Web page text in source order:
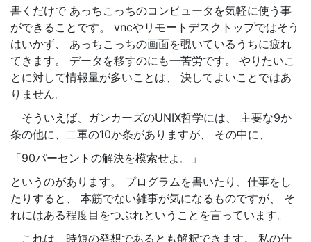
書くだけで あっちこっちのコンピュータを気軽に使う事
ができることです。 vncやリモートデスクトップではそう
はいかず、 あっちこっちの画面を覗いているうちに疲れ
てきます。 データを移すのにも一苦労です。 やりたいこ
とに対して情報量が多いことは、 決してよいことではあ
りません。
そういえば、ガンカーズのUNIX哲学には、 主要な9か
条の他に、二軍の10か条がありますが、 その中に、
「90パーセントの解決を模索せよ。」
というのがあります。 プログラムを書いたり、仕事をし
たりすると、 本筋でない雑事が気になるものですが、 そ
れにはある程度目をつぶれということを言っています。
これは、時短の発想であるとも解釈できます。 私の仕